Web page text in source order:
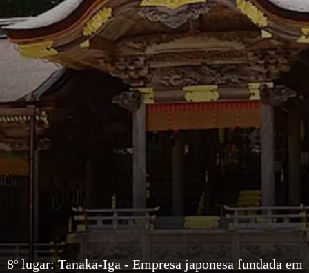
8º lugar: Tanaka-Iga - Empresa japonesa fundada em